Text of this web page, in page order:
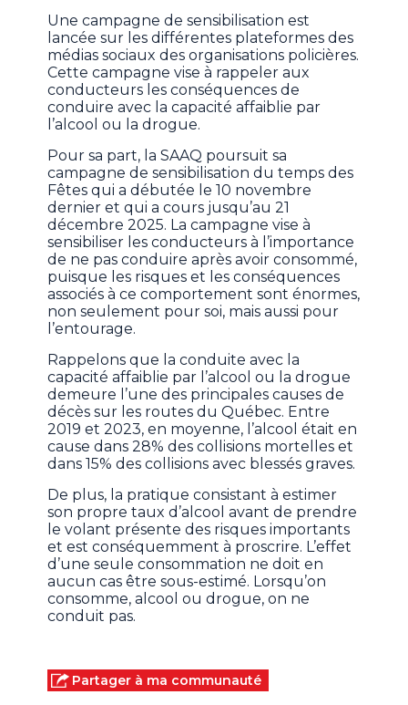
Une campagne de sensibilisation est
lancée sur les différentes plateformes des
médias sociaux des organisations policières.
Cette campagne vise à rappeler aux
conducteurs les conséquences de
conduire avec la capacité affaiblie par
l’alcool ou la drogue.
Pour sa part, la SAAQ poursuit sa
campagne de sensibilisation du temps des
Fêtes qui a débutée le 10 novembre
dernier et qui a cours jusqu’au 21
décembre 2025. La campagne vise à
sensibiliser les conducteurs à l’importance
de ne pas conduire après avoir consommé,
puisque les risques et les conséquences
associés à ce comportement sont énormes,
non seulement pour soi, mais aussi pour
l’entourage.
Rappelons que la conduite avec la
capacité affaiblie par l’alcool ou la drogue
demeure l’une des principales causes de
décès sur les routes du Québec. Entre
2019 et 2023, en moyenne, l’alcool était en
cause dans 28% des collisions mortelles et
dans 15% des collisions avec blessés graves.
De plus, la pratique consistant à estimer
son propre taux d’alcool avant de prendre
le volant présente des risques importants
et est conséquemment à proscrire. L’effet
d’une seule consommation ne doit en
aucun cas être sous-estimé. Lorsqu’on
consomme, alcool ou drogue, on ne
conduit pas.
Partager à ma communauté